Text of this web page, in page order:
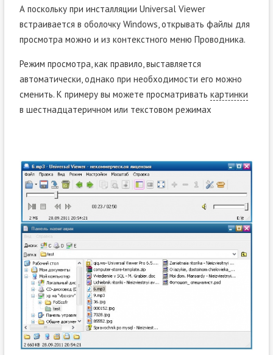
А поскольку при инсталляции Universal Viewer
встраивается в оболочку Windows, открывать файлы для
просмотра можно и из контекстного меню Проводника.
Режим просмотра, как правило, выставляется
автоматически, однако при необходимости его можно
сменить. К примеру вы можете просматривать картинки
в шестнадцатеричном или текстовом режимах